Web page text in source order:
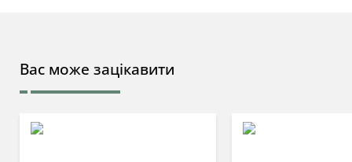
Вас може зацікавити